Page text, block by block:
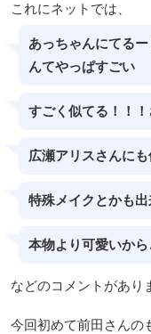
これにネットでは、
あっちゃんにてる
んてやっぱすごい
すごく似てる！！
広瀬アリスさんに
特殊メイクとかも
本物より可愛いか
などのコメントがあり
今回初めて前田さんの